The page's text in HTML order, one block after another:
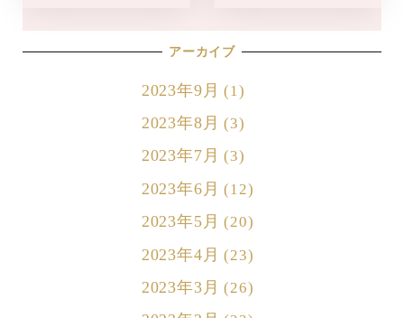
アーカイブ
2023年9月 (1)
2023年8月 (3)
2023年7月 (3)
2023年6月 (12)
2023年5月 (20)
2023年4月 (23)
2023年3月 (26)